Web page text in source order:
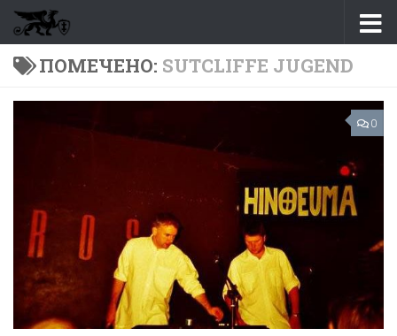
Перейти к содержимому
ПОМЕЧЕНО: SUTCLIFFE JUGEND
0